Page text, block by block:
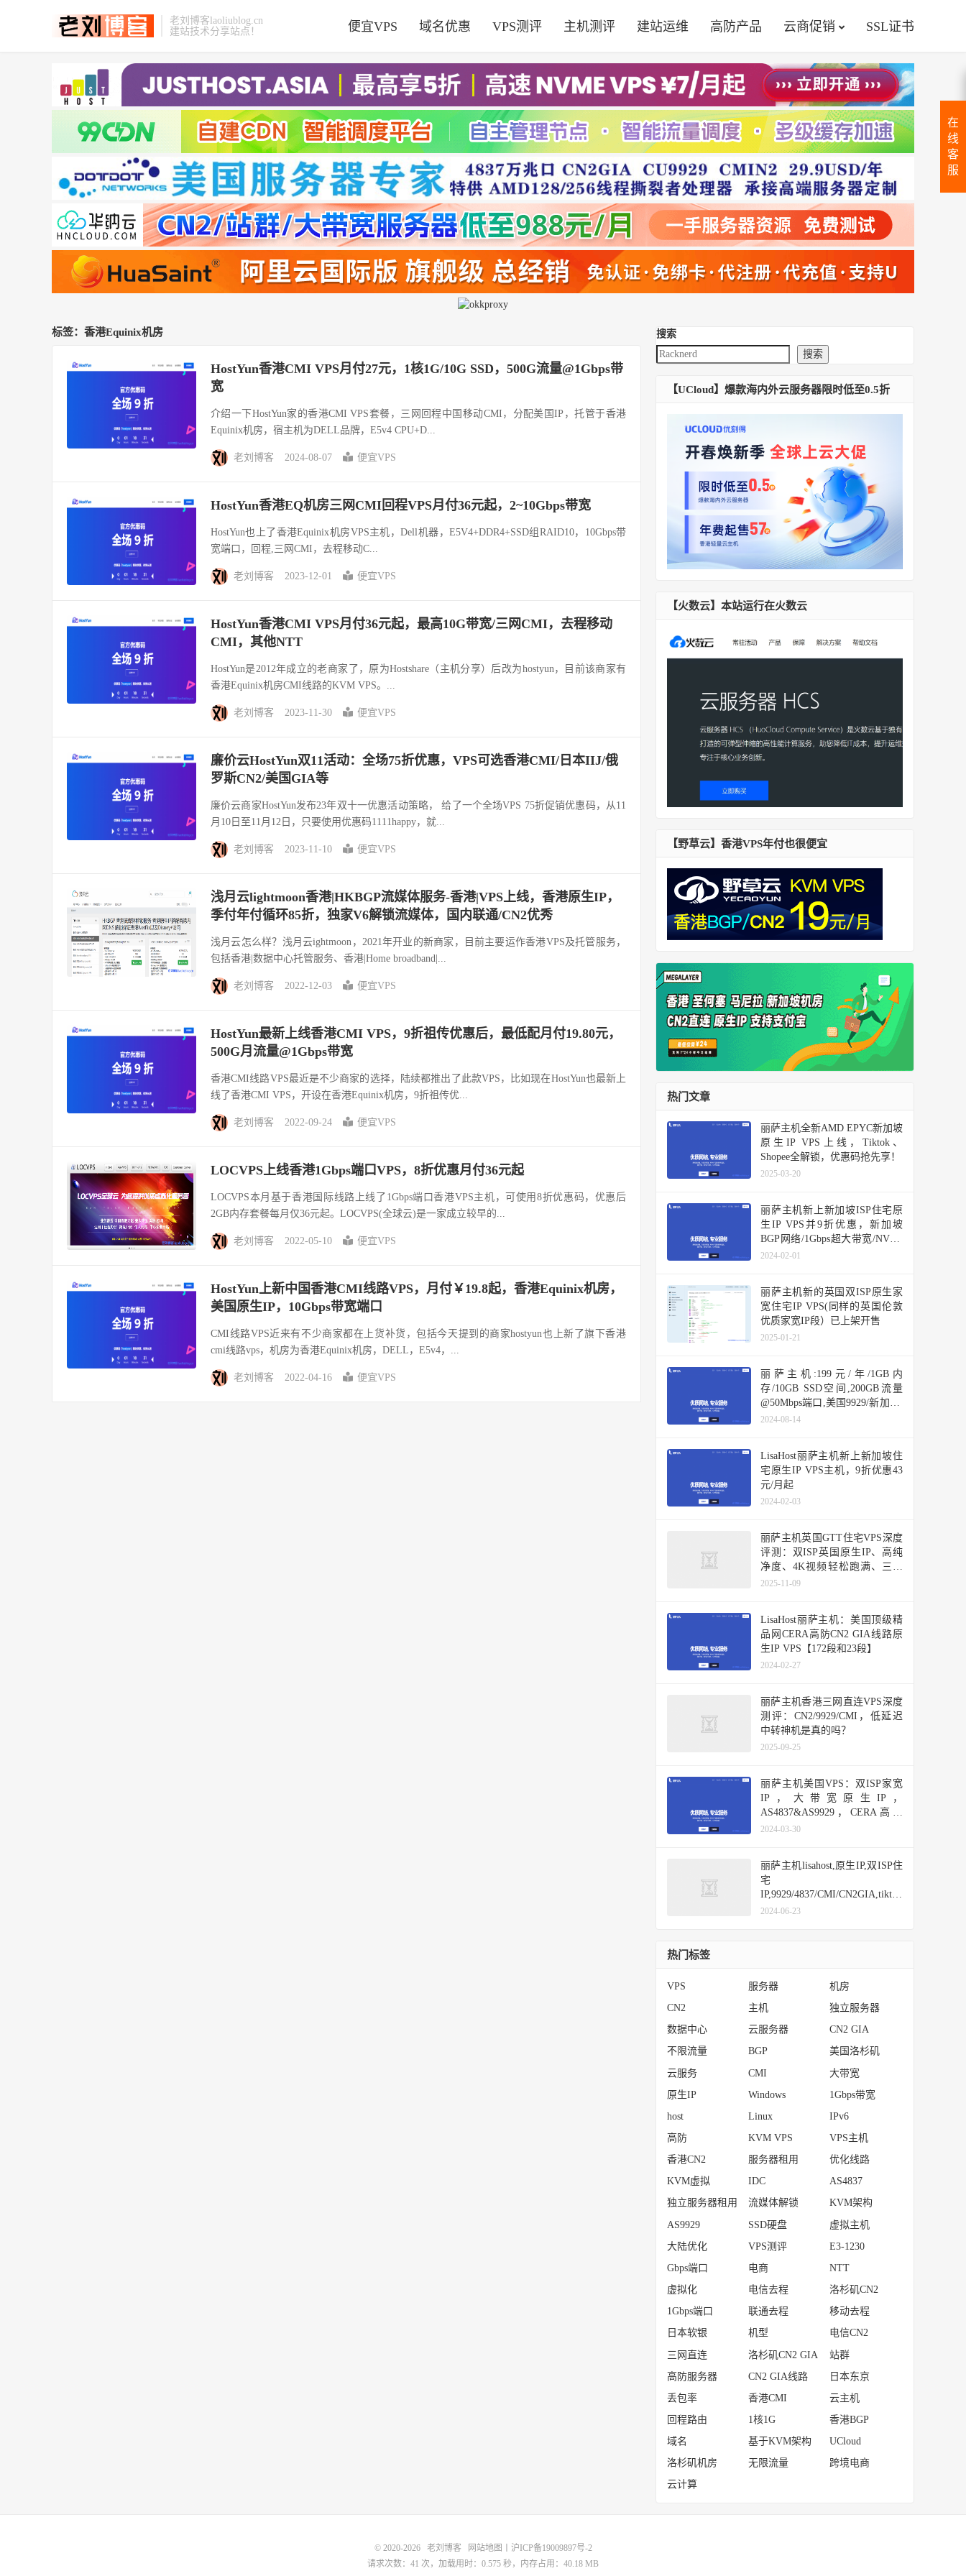
老刘博客laoliublog.cn
建站技术分享站点！
便宜VPS 域名优惠 VPS测评 主机测评 建站运维 高防产品 云商促销 SSL证书
标签：香港Equinix机房
HostYun香港CMI VPS月付27元，1核1G/10G SSD，500G流量@1Gbps带
宽
介绍一下HostYun家的香港CMI VPS套餐，三网回程中国移动CMI，分配美国IP，托管于香港
Equinix机房，宿主机为DELL品牌，E5v4 CPU+D...
老刘博客 2024-08-07 便宜VPS
HostYun香港EQ机房三网CMI回程VPS月付36元起，2~10Gbps带宽
HostYun也上了香港Equinix机房VPS主机，Dell机器，E5V4+DDR4+SSD组RAID10，10Gbps带
宽端口，回程,三网CMI，去程移动C...
老刘博客 2023-12-01 便宜VPS
HostYun香港CMI VPS月付36元起，最高10G带宽/三网CMI，去程移动
CMI，其他NTT
HostYun是2012年成立的老商家了，原为Hostshare（主机分享）后改为hostyun，目前该商家有
香港Equinix机房CMI线路的KVM VPS。...
老刘博客 2023-11-30 便宜VPS
廉价云HostYun双11活动：全场75折优惠，VPS可选香港CMI/日本IIJ/俄
罗斯CN2/美国GIA等
廉价云商家HostYun发布23年双十一优惠活动策略， 给了一个全场VPS 75折促销优惠码，从11
月10日至11月12日，只要使用优惠码1111happy，就...
老刘博客 2023-11-10 便宜VPS
浅月云lightmoon香港|HKBGP流媒体服务-香港|VPS上线，香港原生IP，
季付年付循环85折，独家V6解锁流媒体，国内联通/CN2优秀
浅月云怎么样？浅月云ightmoon，2021年开业的新商家，目前主要运作香港VPS及托管服务，
包括香港|数据中心托管服务、香港|Home broadband|...
老刘博客 2022-12-03 便宜VPS
HostYun最新上线香港CMI VPS，9折祖传优惠后，最低配月付19.80元，
500G月流量@1Gbps带宽
香港CMI线路VPS最近是不少商家的选择，陆续都推出了此款VPS，比如现在HostYun也最新上
线了香港CMI VPS，开设在香港Equinix机房，9折祖传优...
老刘博客 2022-09-24 便宜VPS
LOCVPS上线香港1Gbps端口VPS，8折优惠月付36元起
LOCVPS本月基于香港国际线路上线了1Gbps端口香港VPS主机，可使用8折优惠码，优惠后
2GB内存套餐每月仅36元起。LOCVPS(全球云)是一家成立较早的...
老刘博客 2022-05-10 便宜VPS
HostYun上新中国香港CMI线路VPS，月付￥19.8起，香港Equinix机房，
美国原生IP，10Gbps带宽端口
CMI线路VPS近来有不少商家都在上货补货，包括今天提到的商家hostyun也上新了旗下香港
cmi线路vps，机房为香港Equinix机房，DELL，E5v4，...
老刘博客 2022-04-16 便宜VPS
搜索
搜索
【UCloud】爆款海内外云服务器限时低至0.5折
【火数云】本站运行在火数云
【野草云】香港VPS年付也很便宜
热门文章
丽萨主机全新AMD EPYC新加坡
原生IP VPS上线，Tiktok、
Shopee全解锁，优惠码抢先享！
2025-03-20
丽萨主机新上新加坡ISP住宅原
生IP VPS并9折优惠，新加坡
BGP网络/1Gbps超大带宽/NVMe
硬盘
2024-02-01
丽萨主机新的英国双ISP原生家
宽住宅IP VPS(同样的英国伦敦
优质家宽IP段）已上架开售
2025-01-21
丽萨主机:199元/年/1GB内
存/10GB SSD空间,200GB流量
@50Mbps端口,美国9929/新加坡/
台湾
2024-08-14
LisaHost丽萨主机新上新加坡住
宅原生IP VPS主机，9折优惠43
元/月起
2024-02-03
丽萨主机英国GTT住宅VPS深度
评测：双ISP英国原生IP、高纯
净度、4K视频轻松跑满、三网
基本直连
2025-11-09
LisaHost丽萨主机：美国顶级精
品网CERA高防CN2 GIA线路原
生IP VPS【172段和23段】
2024-02-27
丽萨主机香港三网直连VPS深度
测评：CN2/9929/CMI，低延迟
中转神机是真的吗？
2025-09-25
丽萨主机美国VPS：双ISP家宽
IP，大带宽原生IP，
AS4837&AS9929，CERA高防
CN2 GIA
2024-03-30
丽萨主机lisahost,原生IP,双ISP住
宅
IP,9929/4837/CMI/CN2GIA,tiktok
vps,香港/日本/新加坡/美国/台湾/
2024-06-23
热门标签
VPS 服务器 机房
CN2 主机 独立服务器
数据中心 云服务器 CN2 GIA
不限流量 BGP 美国洛杉矶
云服务 CMI 大带宽
原生IP Windows 1Gbps带宽
host Linux IPv6
高防 KVM VPS VPS主机
香港CN2 服务器租用 优化线路
KVM虚拟 IDC AS4837
独立服务器租用 流媒体解锁 KVM架构
AS9929 SSD硬盘 虚拟主机
大陆优化 VPS测评 E3-1230
Gbps端口 电商 NTT
虚拟化 电信去程 洛杉矶CN2
1Gbps端口 联通去程 移动去程
日本软银 机型 电信CN2
三网直连 洛杉矶CN2 GIA 站群
高防服务器 CN2 GIA线路 日本东京
丢包率 香港CMI 云主机
回程路由 1核1G 香港BGP
域名 基于KVM架构 UCloud
洛杉矶机房 无限流量 跨境电商
云计算
在
线
客
服
© 2020-2026 老刘博客 网站地图
沪ICP备19009897号-2
请求次数：41 次，加载用时：0.575 秒，内存占用：40.18 MB